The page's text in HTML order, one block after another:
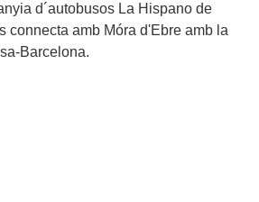
d´autobusos La Hispano de
connecta amb Móra d'Ebre amb la
Barcelona.